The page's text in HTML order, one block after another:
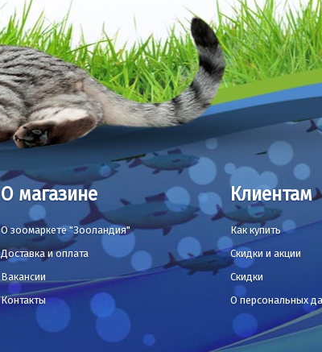
О магазине
О зоомаркете "Зооландия"
Доставка и оплата
Вакансии
Контакты
Клиентам
Как купить
Скидки и акции
Скидки
О персональных